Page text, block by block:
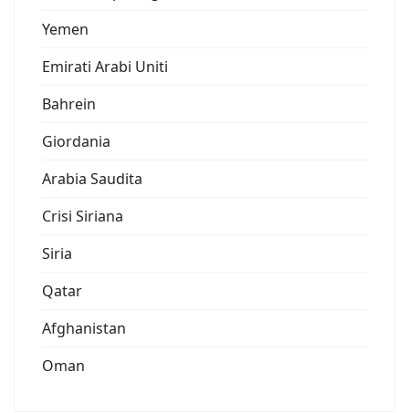
Yemen
Emirati Arabi Uniti
Bahrein
Giordania
Arabia Saudita
Crisi Siriana
Siria
Qatar
Afghanistan
Oman